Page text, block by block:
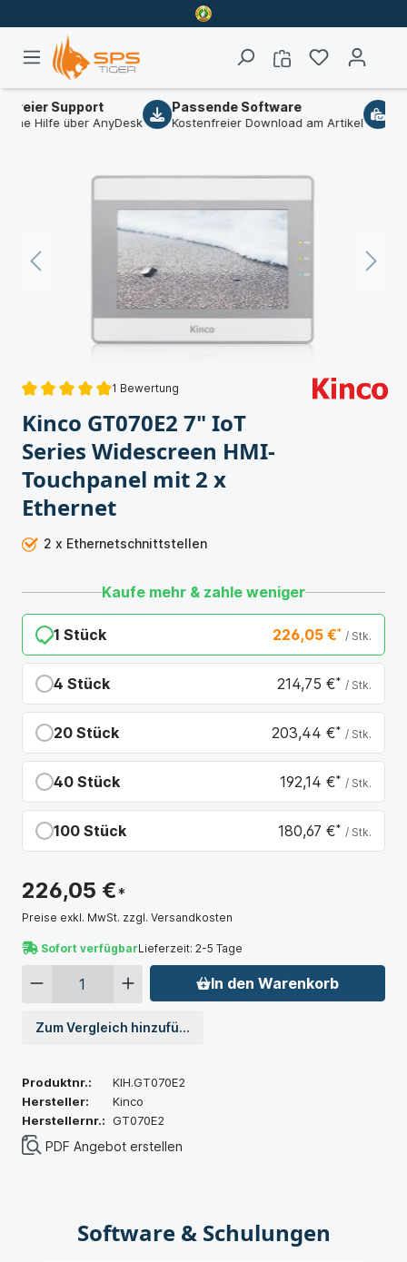
Support
Hilfe über AnyDesk
Passende Software
Kostenfreier Download am Artikel Wir
1 Bewertung
Kinco GT070E2 7" IoT
Series Widescreen HMI-
Touchpanel mit 2 x
Ethernet
2 x Ethernetschnittstellen
Kaufe mehr & zahle weniger
1 Stück 226,05 €* / Stk.
4 Stück 214,75 €* / Stk.
20 Stück 203,44 €* / Stk.
40 Stück 192,14 €* / Stk.
100 Stück 180,67 €* / Stk.
226,05 €*
Preise exkl. MwSt. zzgl. Versandkosten
Sofort verfügbarLieferzeit: 2-5 Tage
In den Warenkorb
Zum Vergleich hinzufügen
Produktnr.:
KIH.GT070E2
Hersteller:
Kinco
Herstellernr.: GT070E2
PDF Angebot erstellen
Software & Schulungen